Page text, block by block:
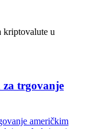
kriptovalute u
trgovanje
američkim